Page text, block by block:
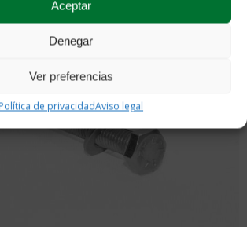
Aceptar
Denegar
Ver preferencias
Política de privacidadAviso legal